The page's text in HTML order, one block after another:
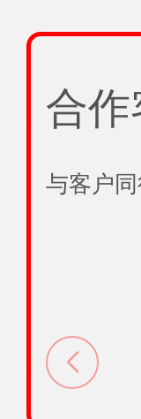
合作
与客户